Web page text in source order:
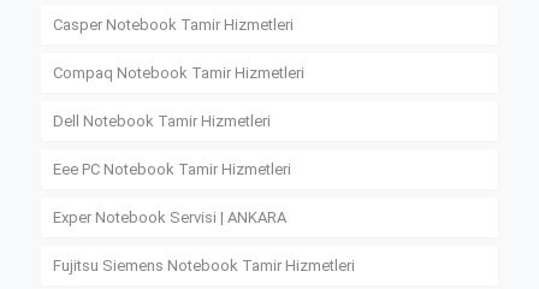
Casper Notebook Tamir Hizmetleri
Compaq Notebook Tamir Hizmetleri
Dell Notebook Tamir Hizmetleri
Eee PC Notebook Tamir Hizmetleri
Exper Notebook Servisi | ANKARA
Fujitsu Siemens Notebook Tamir Hizmetleri